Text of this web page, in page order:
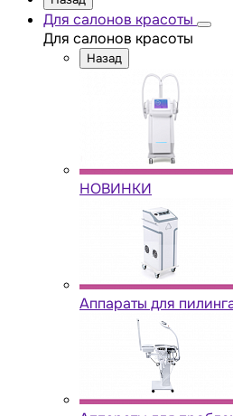
Для салонов красоты
Для салонов красоты
Назад
НОВИНКИ
Аппараты для